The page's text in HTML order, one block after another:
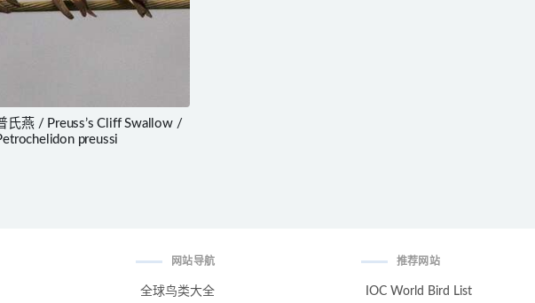
氏燕 / Preuss’s Cliff Swallow /
preussi
网站导航
全球鸟类大全
推荐网站
IOC World Bird List